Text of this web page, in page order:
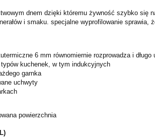
dnem dzięki któremu żywność szybko się
i smaku. specjalne wyprofilowanie
6 mm równomiernie rozprowadza i długo
kuchenek, w tym indukcyjnych
garnka
uchwyty
powierzchnia